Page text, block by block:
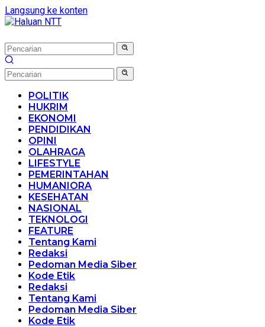
Langsung ke konten
POLITIK
HUKRIM
EKONOMI
PENDIDIKAN
OPINI
OLAHRAGA
LIFESTYLE
PEMERINTAHAN
HUMANIORA
KESEHATAN
NASIONAL
TEKNOLOGI
FEATURE
Tentang Kami
Redaksi
Pedoman Media Siber
Kode Etik
Redaksi
Tentang Kami
Pedoman Media Siber
Kode Etik